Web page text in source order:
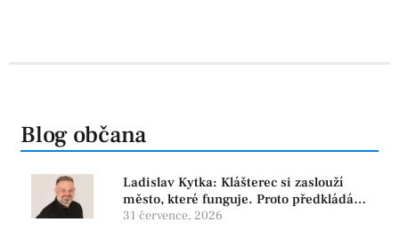
Blog občana
Ladislav Kytka: Klášterec si zaslouží
město, které funguje. Proto předkládáme
program, který řeší skutečné problémy
31 července, 2026